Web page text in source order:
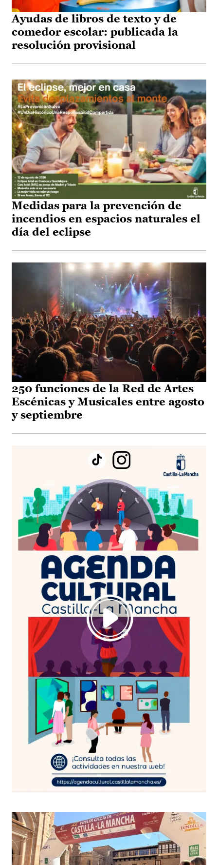
Ayudas de libros de texto y de
comedor escolar: publicada la
resolución provisional
Medidas para la prevención de
incendios en espacios naturales el
día del eclipse
250 funciones de la Red de Artes
Escénicas y Musicales entre agosto
y septiembre